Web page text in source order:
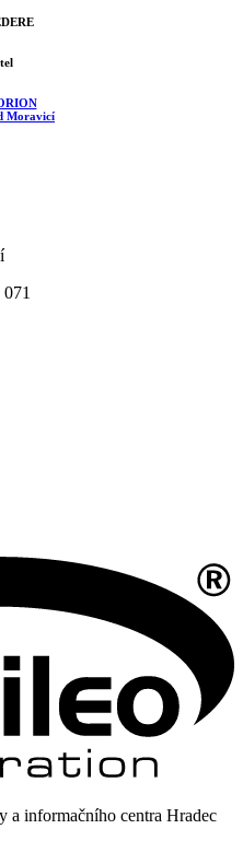
Moravicí
a informačního centra Hradec